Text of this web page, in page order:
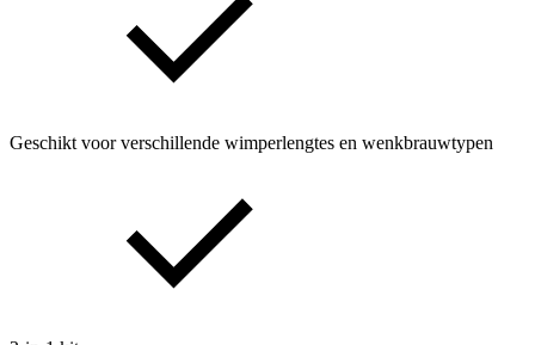
Geschikt voor verschillende wimperlengtes en wenkbrauwtypen